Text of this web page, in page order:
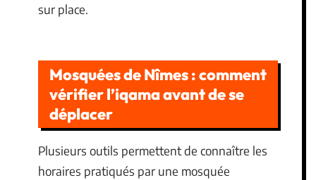
sur place.
Mosquées de Nîmes : comment
vérifier l’iqama avant de se
déplacer
Plusieurs outils permettent de connaître les
horaires pratiqués par une mosquée